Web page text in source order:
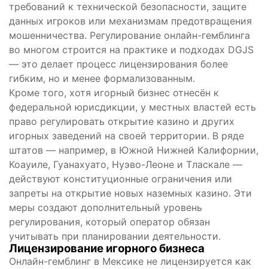
требований к технической безопасности, защите
данных игроков или механизмам предотвращения
мошенничества. Регулирование онлайн-гемблинга
во многом строится на практике и подходах DGJS
— это делает процесс лицензирования более
гибким, но и менее формализованным.
Кроме того, хотя игорный бизнес отнесён к
федеральной юрисдикции, у местных властей есть
право регулировать открытие казино и других
игорных заведений на своей территории. В ряде
штатов — например, в Южной Нижней Калифорнии,
Коауиле, Гуанахуато, Нуэво-Леоне и Тласкале —
действуют конституционные ограничения или
запреты на открытие новых наземных казино. Эти
меры создают дополнительный уровень
регулирования, который оператор обязан
учитывать при планировании деятельности.
Лицензирование игорного бизнеса
Онлайн-гемблинг в Мексике не лицензируется как